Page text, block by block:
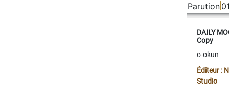
Parution
DAILY
Copy
o-okun
Éditeur :
Studio